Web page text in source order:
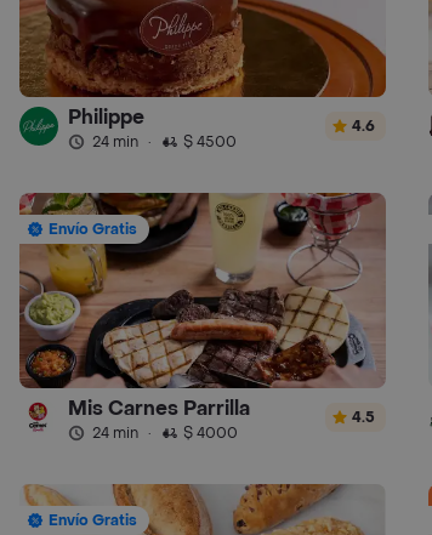
Philippe
24 min · $ 4500
4.6
Envío Gratis
Mis Carnes Parrilla
24 min · $ 4000
4.5
Envío Gratis